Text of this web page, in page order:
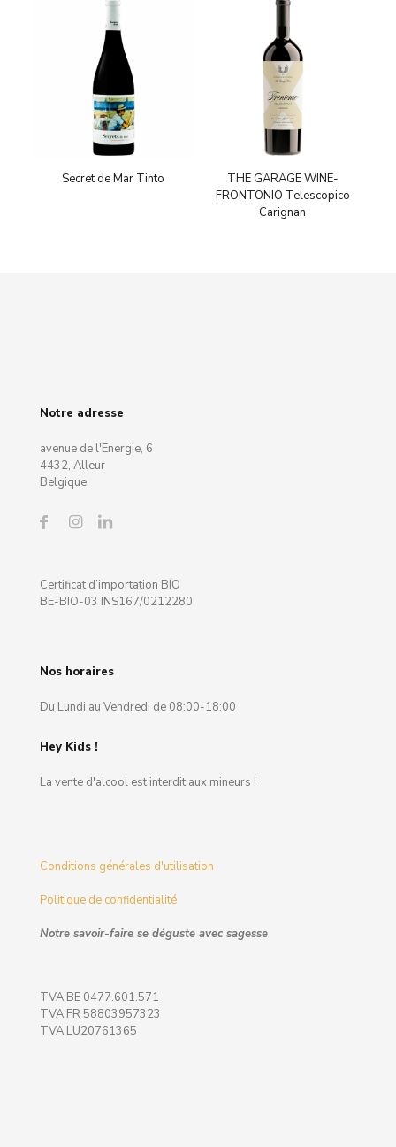
Secret de Mar Tinto
THE GARAGE WINE-
FRONTONIO Telescopico
Carignan
Notre adresse
avenue de l'Energie, 6
4432, Alleur
Belgique
Certificat d’importation BIO
BE-BIO-03 INS167/0212280
Nos horaires
Du Lundi au Vendredi de 08:00-18:00
Hey Kids !
La vente d'alcool est interdit aux mineurs !
Conditions générales d'utilisation
Politique de confidentialité
Notre savoir-faire se déguste avec sagesse
TVA BE 0477.601.571
TVA FR 58803957323
TVA LU20761365